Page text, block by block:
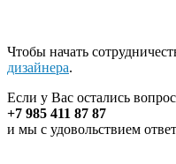
Чтобы начать
дизайнера.
Если у Вас остались
+7 985 411 87 87
и мы с удовольствием